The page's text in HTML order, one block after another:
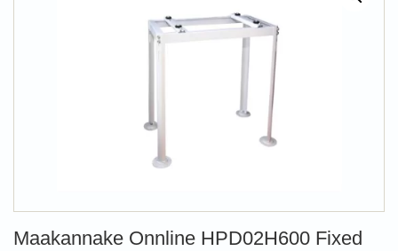
Maakannake Onnline HPD02H600 Fixed